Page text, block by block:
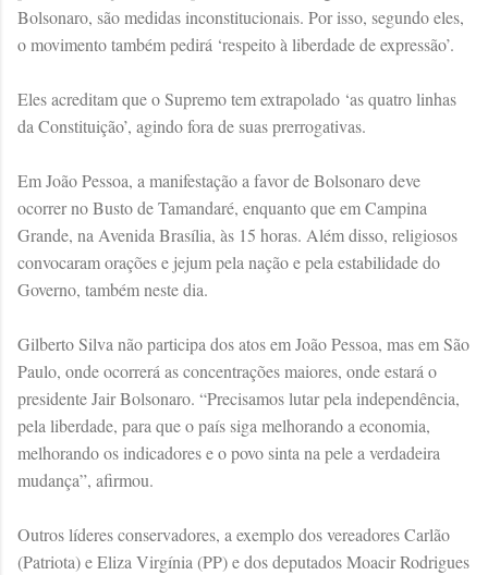
Bolsonaro, são medidas inconstitucionais. Por isso, segundo eles,
o movimento também pedirá ‘respeito à liberdade de expressão’.
Eles acreditam que o Supremo tem extrapolado ‘as quatro linhas
da Constituição’, agindo fora de suas prerrogativas.
Em João Pessoa, a manifestação a favor de Bolsonaro deve
ocorrer no Busto de Tamandaré, enquanto que em Campina
Grande, na Avenida Brasília, às 15 horas. Além disso, religiosos
convocaram orações e jejum pela nação e pela estabilidade do
Governo, também neste dia.
Gilberto Silva não participa dos atos em João Pessoa, mas em São
Paulo, onde ocorrerá as concentrações maiores, onde estará o
presidente Jair Bolsonaro. “Precisamos lutar pela independência,
pela liberdade, para que o país siga melhorando a economia,
melhorando os indicadores e o povo sinta na pele a verdadeira
mudança”, afirmou.
Outros líderes conservadores, a exemplo dos vereadores Carlão
(Patriota) e Eliza Virgínia (PP) e dos deputados Moacir Rodrigues